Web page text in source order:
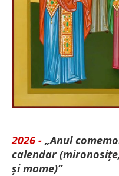
2026 - „Anul
calendar
și mame)”